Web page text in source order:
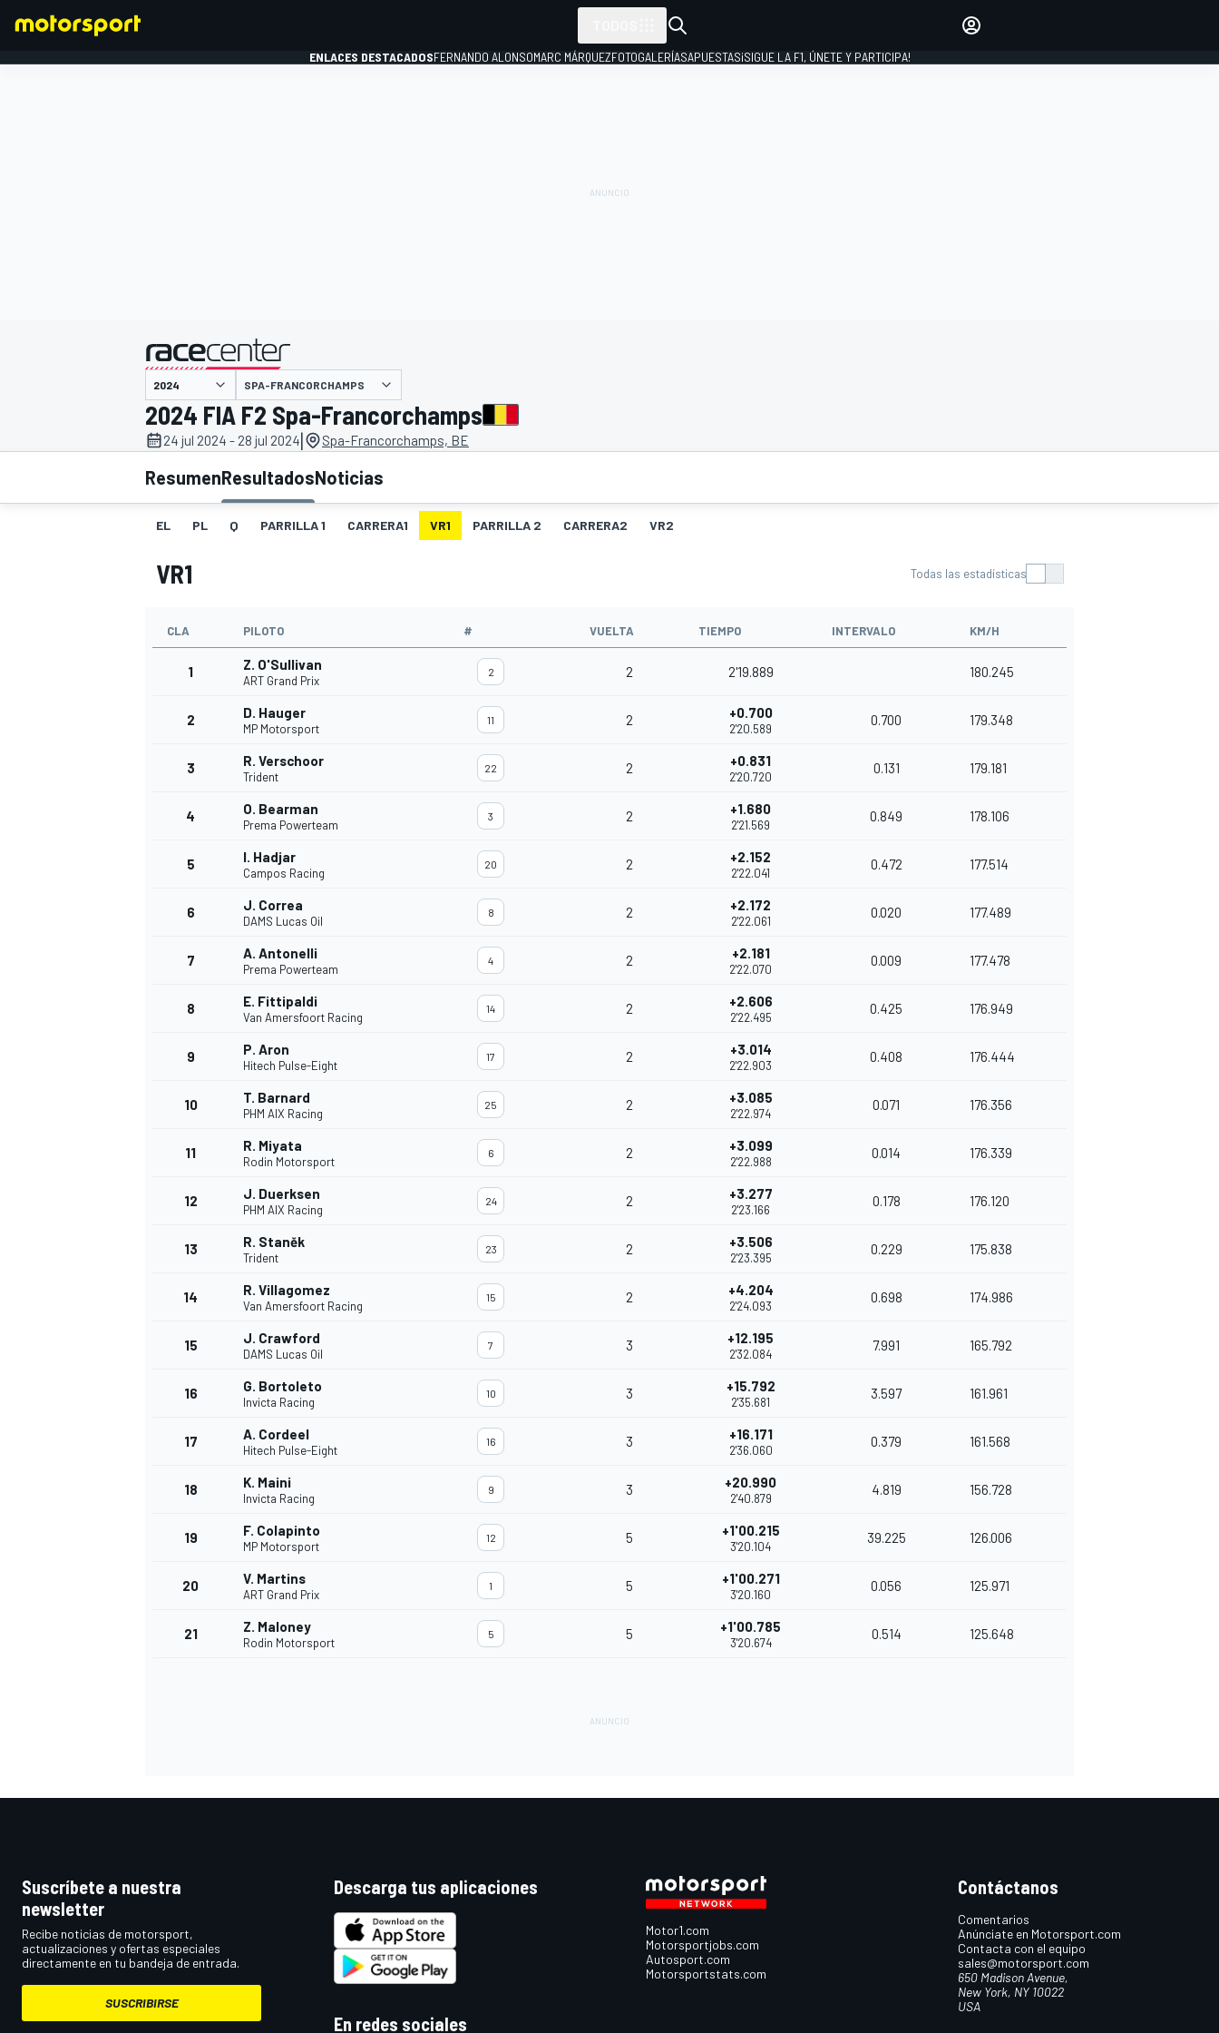
INDYCAR WRC
ENLACES DESTACADOSFERNANDO ALONSOMARC MÁRQUEZFOTOGALERÍASAPUESTAS¡SIGUE LA F1, ÚNETE Y PARTICIPA!
presentado por
SPA-FRANCORCHAMPS
2024 FIA F2 Spa-Francorchamps
24 jul 2024 - 28 jul 2024| Spa-Francorchamps, BE
ResumenResultadosNoticias
EL PL Q PARRILLA 1 CARRERA1 VR1 PARRILLA 2 CARRERA2 VR2
VR1 Todas las estadísticas
CLA PILOTO # VUELTA TIEMPO INTERVALO KM/H
1 Z. O'Sullivan
ART Grand Prix
2 2 2'19.889 180.245
2 D. Hauger
MP Motorsport
11 2 +0.700
2'20.589
0.700 179.348
3 R. Verschoor
Trident
22 2 +0.831
2'20.720
0.131 179.181
4 O. Bearman
Prema Powerteam
3 2 +1.680
2'21.569
0.849 178.106
5 I. Hadjar
Campos Racing
20 2 +2.152
2'22.041
0.472 177.514
6 J. Correa
DAMS Lucas Oil
8 2 +2.172
2'22.061
0.020 177.489
7 A. Antonelli
Prema Powerteam
4 2 +2.181
2'22.070
0.009 177.478
8 E. Fittipaldi
Van Amersfoort Racing
14 2 +2.606
2'22.495
0.425 176.949
9 P. Aron
Hitech Pulse-Eight
17 2 +3.014
2'22.903
0.408 176.444
10 T. Barnard
PHM AIX Racing
25 2 +3.085
2'22.974
0.071 176.356
11 R. Miyata
Rodin Motorsport
6 2 +3.099
2'22.988
0.014 176.339
12 J. Duerksen
PHM AIX Racing
24 2 +3.277
2'23.166
0.178 176.120
13 R. Staněk
Trident
23 2 +3.506
2'23.395
0.229 175.838
14 R. Villagomez
Van Amersfoort Racing
15 2 +4.204
2'24.093
0.698 174.986
15 J. Crawford
DAMS Lucas Oil
7 3 +12.195
2'32.084
7.991 165.792
16 G. Bortoleto
Invicta Racing
10 3 +15.792
2'35.681
3.597 161.961
17 A. Cordeel
Hitech Pulse-Eight
16 3 +16.171
2'36.060
0.379 161.568
18 K. Maini
Invicta Racing
9 3 +20.990
2'40.879
4.819 156.728
19 F. Colapinto
MP Motorsport
12 5 +1'00.215
3'20.104
39.225 126.006
20 V. Martins
ART Grand Prix
1 5 +1'00.271
3'20.160
0.056 125.971
21 Z. Maloney
Rodin Motorsport
5 5 +1'00.785
3'20.674
0.514 125.648
Suscríbete a nuestra
newsletter
Recibe noticias de motorsport,
actualizaciones y ofertas especiales
directamente en tu bandeja de entrada.
SUSCRIBIRSE
Descarga tus aplicaciones
En redes sociales
Motor1.com
Motorsportjobs.com
Autosport.com
Motorsportstats.com
Contáctanos
Comentarios
Anúnciate en Motorsport.com
Contacta con el equipo
sales@motorsport.com
650 Madison Avenue,
New York, NY 10022
USA